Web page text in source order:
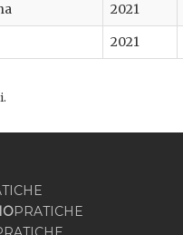
2021
2021
PRATICHE